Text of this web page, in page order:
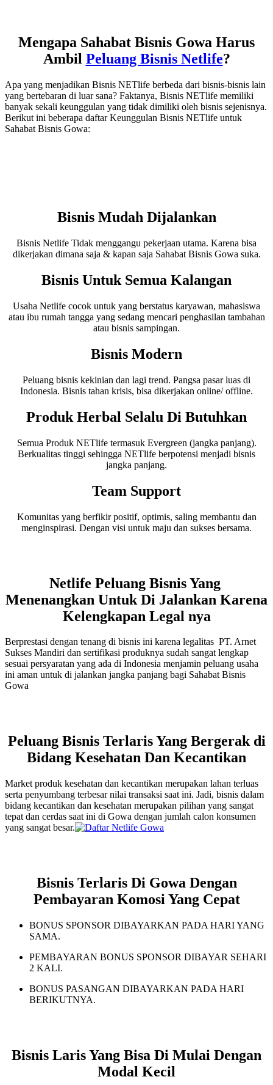
Mengapa Sahabat Bisnis Gowa Harus
Ambil Peluang Bisnis Netlife?
Apa yang menjadikan Bisnis NETlife berbeda dari bisnis-bisnis lain
yang bertebaran di luar sana? Faktanya, Bisnis NETlife memiliki
banyak sekali keunggulan yang tidak dimiliki oleh bisnis sejenisnya.
Berikut ini beberapa daftar Keunggulan Bisnis NETlife untuk
Sahabat Bisnis Gowa:
Bisnis Mudah Dijalankan
Bisnis Netlife Tidak menggangu pekerjaan utama. Karena bisa
dikerjakan dimana saja & kapan saja Sahabat Bisnis Gowa suka.
Bisnis Untuk Semua Kalangan
Usaha Netlife cocok untuk yang berstatus karyawan, mahasiswa
atau ibu rumah tangga yang sedang mencari penghasilan tambahan
atau bisnis sampingan.
Bisnis Modern
Peluang bisnis kekinian dan lagi trend. Pangsa pasar luas di
Indonesia. Bisnis tahan krisis, bisa dikerjakan online/ offline.
Produk Herbal Selalu Di Butuhkan
Semua Produk NETlife termasuk Evergreen (jangka panjang).
Berkualitas tinggi sehingga NETlife berpotensi menjadi bisnis
jangka panjang.
Team Support
Komunitas yang berfikir positif, optimis, saling membantu dan
menginspirasi. Dengan visi untuk maju dan sukses bersama.
Netlife Peluang Bisnis Yang
Menenangkan Untuk Di Jalankan Karena
Kelengkapan Legal nya
Berprestasi dengan tenang di bisnis ini karena legalitas PT. Arnet
Sukses Mandiri dan sertifikasi produknya sudah sangat lengkap
sesuai persyaratan yang ada di Indonesia menjamin peluang usaha
ini aman untuk di jalankan jangka panjang bagi Sahabat Bisnis
Gowa
Peluang Bisnis Terlaris Yang Bergerak di
Bidang Kesehatan Dan Kecantikan
Market produk kesehatan dan kecantikan merupakan lahan terluas
serta penyumbang terbesar nilai transaksi saat ini. Jadi, bisnis dalam
bidang kecantikan dan kesehatan merupakan pilihan yang sangat
tepat dan cerdas saat ini di Gowa dengan jumlah calon konsumen
yang sangat besar.
Bisnis Terlaris Di Gowa Dengan
Pembayaran Komosi Yang Cepat
BONUS SPONSOR DIBAYARKAN PADA HARI YANG
SAMA.
PEMBAYARAN BONUS SPONSOR DIBAYAR SEHARI
2 KALI.
BONUS PASANGAN DIBAYARKAN PADA HARI
BERIKUTNYA.
Bisnis Laris Yang Bisa Di Mulai Dengan
Modal Kecil